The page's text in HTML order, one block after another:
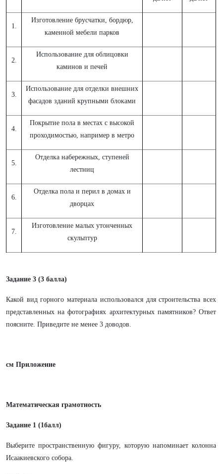
1.
Изготовление брусчатки, бордюр,
каменной мебели парков
2.
Использование для облицовки
каминов и печей
3.
Использование для отделки внешних
фасадов зданий крупными блоками
4.
Покрытие пола в местах с высокой
проходимостью, например в метро
5.
Отделка набережных, ступеней
лестниц
6.
Отделка пола и перил в домах и
дворцах
7.
Изготовление малых утонченных
скульптур
Задание 3 (3 балла)
Какой вид горного материала использовался для строительства всех
представленных на фотографиях архитектурных памятников? Ответ
поясните. Приведите не менее 3 доводов.
см Приложение
Математическая грамотность
Задание 1 (1балл)
Выберите пространственную фигуру, которую напоминает колонна
Исаакиевского собора.